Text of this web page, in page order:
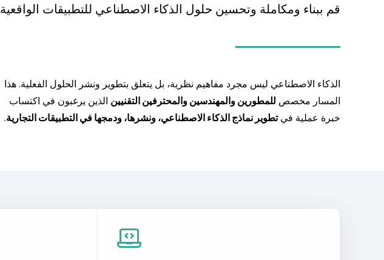
قم ببناء ومكاملة وتحسين حلول الذكاء الاصطناعي للتطبيقات الواقعية
الذكاء الاصطناعي ليس مجرد مفاهيم نظرية، بل يتعلق بتطوير ونشر الحلول الفعلية. هذا
المسار مخصص للمطورين والمهندسين والمحترفين التقنيين الذين يرغبون في اكتساب
خبرة عملية فيتطوير نماذج الذكاء الاصطناعي، ونشرها، ودمجها في التطبيقات التجارية.